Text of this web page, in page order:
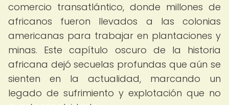
comercio transatlántico, donde millones de
africanos fueron llevados a las colonias
americanas para trabajar en plantaciones y
minas. Este capítulo oscuro de la historia
africana dejó secuelas profundas que aún se
sienten en la actualidad, marcando un
legado de sufrimiento y explotación que no